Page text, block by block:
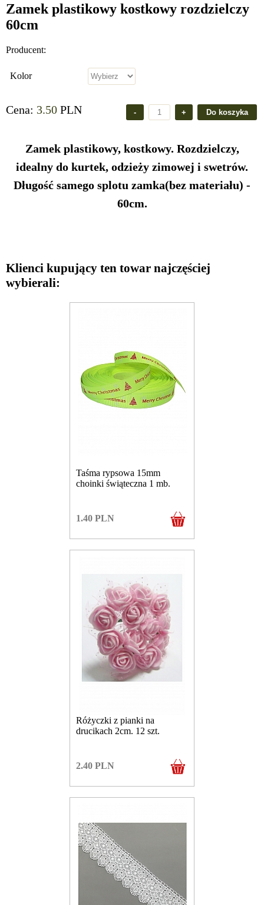
Zamek plastikowy kostkowy rozdzielczy
60cm
Producent:
Kolor
Cena: 3.50 PLN
Zamek plastikowy, kostkowy. Rozdzielczy,
idealny do kurtek, odzieży zimowej i swetrów.
Długość samego splotu zamka(bez materiału) -
60cm.
Klienci kupujący ten towar najczęściej
wybierali:
Taśma rypsowa 15mm
choinki świąteczna 1 mb.
1.40 PLN
Różyczki z pianki na
drucikach 2cm. 12 szt.
2.40 PLN